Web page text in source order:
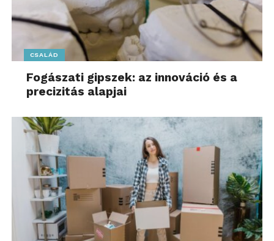
CSALÁD
Fogászati gipszek: az innováció és a
precizitás alapjai